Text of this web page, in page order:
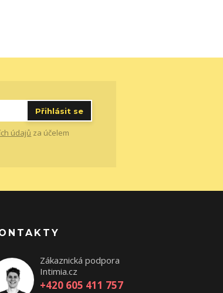
Přihlásit se
údajů za účelem
Zákaznická podpora
Intimia.cz
+420 605 411 757